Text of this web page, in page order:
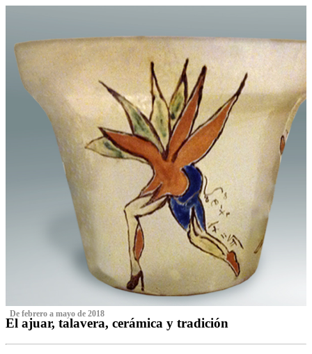
‌ De febrero a mayo de 2018
El ajuar, talavera, cerámica y tradición